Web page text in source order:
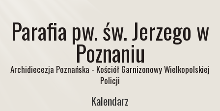
Parafia pw. św. Jerzego w
Poznaniu
Archidiecezja Poznańska - Kościół Garnizonowy Wielkopolskiej
Policji
Kalendarz